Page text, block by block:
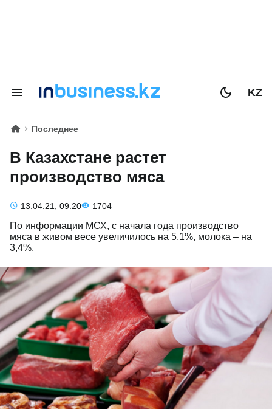
KZ
Последнее
В Казахстане растет
производство мяса
13.04.21, 09:20 1704
По информации МСХ, с начала года производство
мяса в живом весе увеличилось на 5,1%, молока – на
3,4%.